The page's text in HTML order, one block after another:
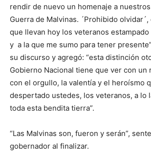
rendir de nuevo un homenaje a
Guerra de Malvinas. ´Prohibido
que llevan hoy los veteranos
y a la que me sumo para tener
su discurso y agregó: “esta distinción
Gobierno Nacional tiene que ver con un
con el orgullo, la valentía y el heroísmo
despertado ustedes, los veteranos, a lo
toda esta bendita tierra”.
“Las Malvinas son, fueron y serán”,
gobernador al finalizar.